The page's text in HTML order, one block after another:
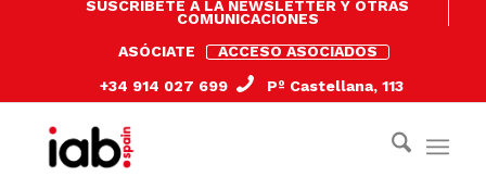
SUSCRÍBETE A LA NEWSLETTER Y OTRAS
COMUNICACIONES
ASÓCIATE
ACCESO ASOCIADOS
+34 914 027 699
Pº Castellana, 113